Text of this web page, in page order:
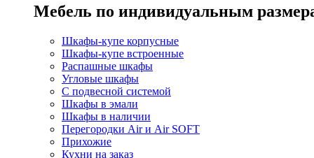
Мебель по индивидуальным
Шкафы-купе корпусные
Шкафы-купе встроенные
Распашные шкафы
Угловые шкафы
C подвесной системой
Шкафы в эмали
Шкафы в наличии
Перегородки Air и Air SOFT
Прихожие
Кухни на заказ